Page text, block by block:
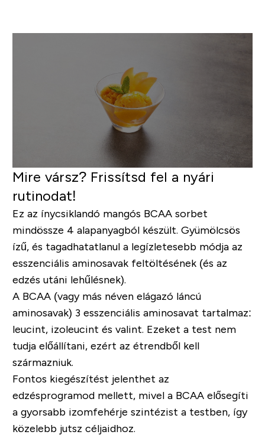
Mire vársz? Frissítsd fel a nyári
rutinodat!
Ez az ínycsiklandó mangós BCAA sorbet
mindössze 4 alapanyagból készült. Gyümölcsös
ízű, és tagadhatatlanul a legízletesebb módja az
esszenciális aminosavak feltöltésének (és az
edzés utáni lehűlésnek).
A BCAA (vagy más néven elágazó láncú
aminosavak) 3 esszenciális aminosavat tartalmaz:
leucint, izoleucint és valint. Ezeket a test nem
tudja előállítani, ezért az étrendből kell
származniuk.
Fontos kiegészítést jelenthet az
edzésprogramod mellett, mivel a BCAA elősegíti
a gyorsabb izomfehérje szintézist a testben, így
közelebb jutsz céljaidhoz.